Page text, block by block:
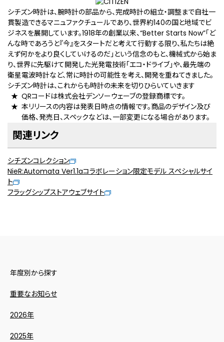
シチズン時計は、腕時計の部品から、完成時計の組立・調整まで自社一
貫製造できるマニュファクチュールであり、世界約140の国と地域でビ
ジネスを展開しています。1918年の創業以来、“Better Starts Now”「ど
んな時であろうと『今』をスタートだと考えて行動する限り、私たちは絶
えず何かをより良くしていけるのだ」という信念のもと、機械式から始ま
り、世界に先駆けて開発した光発電技術「エコ・ドライブ」や、最先端の
衛星電波時計など、常に時計の可能性を考え、開発を重ねてきました。
シチズン時計は、これからも時計の未来を切りひらいていきます
QRコードは株式会社デンソーウェーブの登録商標です。
本リリースの内容は発表日時点の情報です。商品のデザイン及び
価格、発売日、スペックなどは、一部変更になる場合があります。
関連リンク
シチズンコレクション
NieR:Automata Ver1.1aコラボレーション限定モデル スペシャルサイ
ト
フラッグシップストアウェブサイト
年度別から探す
重要なお知らせ
2026年
2025年